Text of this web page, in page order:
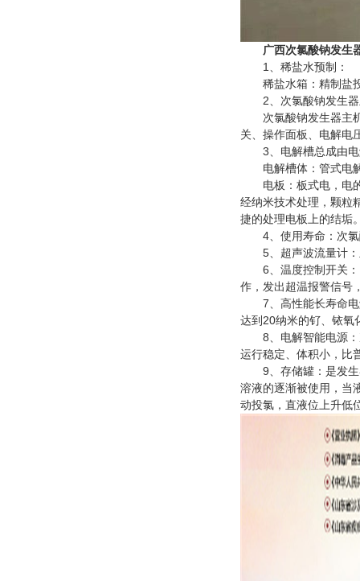
广西次氯酸钠发生
1、稀盐水预制：
稀盐水箱：精制盐投
2、次氯酸钠发生器
次氯酸钠发生器主机
关、操作面板、电解电
3、电解槽总成由电
电解槽体：管式电解
电板：板式电，电的
经纳米技术处理，颗粒
捷的处理电板上的结垢
4、使用寿命：次氯
5、超声波流量计：
6、温度控制开关：
作，发出超温报警信号
7、高性能长寿命电
达到20纳米的钌、铱氧
8、电解智能电源：
运行稳定、体积小，比
9、存储罐：是发生
溶液的逐渐被使用，当
动投氯，直液位上升低